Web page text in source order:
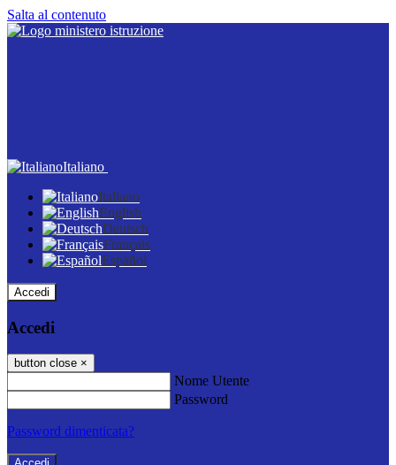
Salta al contenuto
Italiano
Italiano
English
Deutsch
Français
Español
Accedi
Accedi
button close ×
Nome Utente
Password
Password dimenticata?